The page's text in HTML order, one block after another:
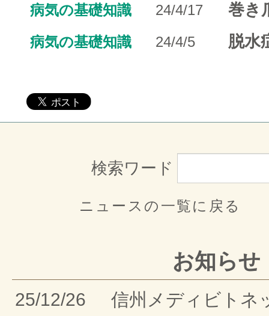
病気の基礎知識 24/4/17 巻き
病気の基礎知識 24/4/5 脱水
検索ワード
ニュースの一覧に戻る
お知らせ
25/12/26 信州メディビトネ